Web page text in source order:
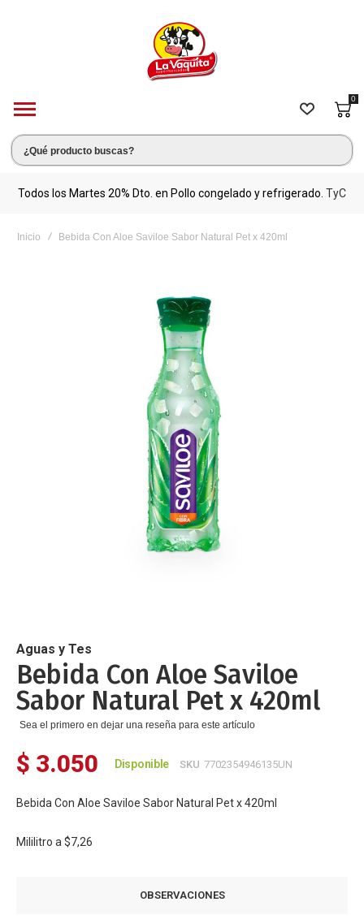
0
Todos los Martes 20% Dto. en Pollo congelado y refrigerado. TyC
Inicio Bebida Con Aloe Saviloe Sabor Natural Pet x 420ml
de
la
galería
de
imágenes
Aguas y Tes
Bebida Con Aloe Saviloe
Sabor Natural Pet x 420ml
Sea el primero en dejar una reseña para este artículo
$ 3.050 Disponible SKU 7702354946135UN
Bebida Con Aloe Saviloe Sabor Natural Pet x 420ml
Mililitro a $7,26
OBSERVACIONES